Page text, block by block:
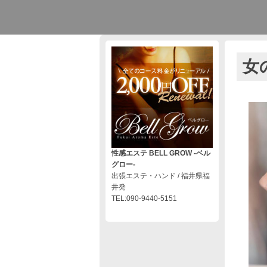
性感エステ BELL GROW ‐ベル
グロー‐
出張エステ・ハンド / 福井県福
井発
TEL:090-9440-5151
女